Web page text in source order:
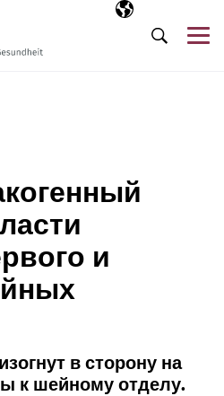
Выбранный
RU
Поиск
и
в сторону на
к шейному отделу.